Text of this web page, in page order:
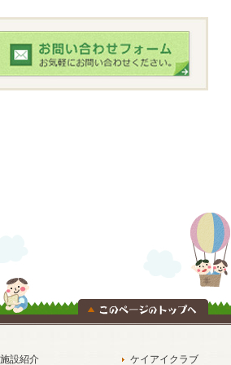
施設紹介 ケイアイクラブ